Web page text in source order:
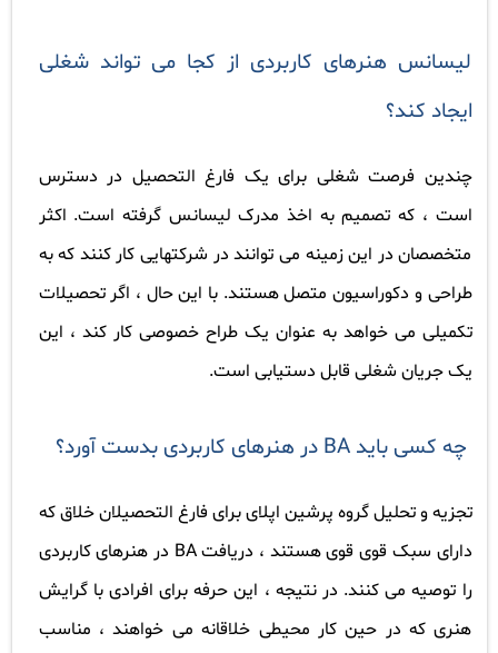
لیسانس هنرهای کاربردی از کجا می تواند شغلی
ایجاد کند؟
چندین فرصت شغلی برای یک فارغ التحصیل در دسترس
است ، که تصمیم به اخذ مدرک لیسانس گرفته است. اکثر
متخصصان در این زمینه می توانند در شرکتهایی کار کنند که به
طراحی و دکوراسیون متصل هستند. با این حال ، اگر تحصیلات
تکمیلی می خواهد به عنوان یک طراح خصوصی کار کند ، این
یک جریان شغلی قابل دستیابی است.
چه کسی باید BA در هنرهای کاربردی بدست آورد؟
تجزیه و تحلیل گروه پرشین اپلای برای فارغ التحصیلان خلاق که
دارای سبک قوی قوی هستند ، دریافتBA
در هنرهای کاربردی
را توصیه می کنند. در نتیجه ، این حرفه برای افرادی با گرایش
هنری که در حین کار محیطی خلاقانه می خواهند ، مناسب